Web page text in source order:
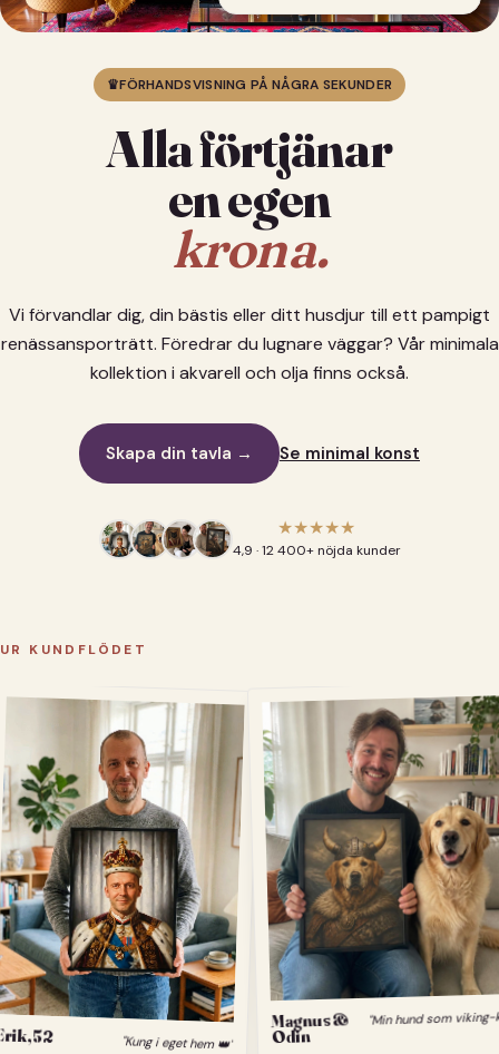
♛FÖRHANDSVISNING PÅ NÅGRA SEKUNDER
Alla förtjänar
en egen
krona.
Vi förvandlar dig, din bästis eller ditt husdjur till ett pampigt
renässansporträtt. Föredrar du lugnare väggar? Vår minimala
kollektion i akvarell och olja finns också.
Skapa din tavla → Se minimal konst
★★★★★
4,9 · 12 400+ nöjda kunder
UR KUNDFLÖDET
52 "Kung i eget hem 👑"
Magnus &
Odin